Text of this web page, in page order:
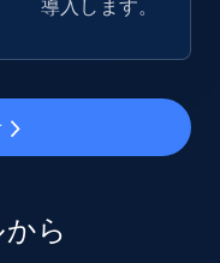
and
今すぐ始める
from
導入します。
ら